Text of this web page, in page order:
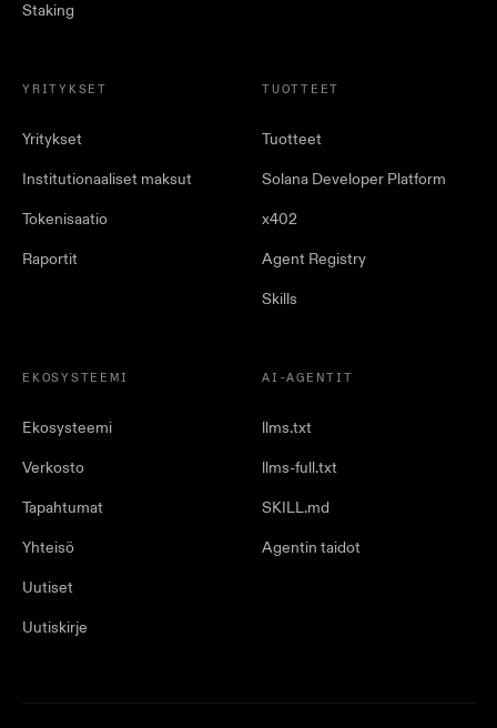
Staking
YRITYKSET
Yritykset
Institutionaaliset maksut
Tokenisaatio
Raportit
TUOTTEET
Tuotteet
Solana Developer Platform
x402
Agent Registry
Skills
EKOSYSTEEMI
Ekosysteemi
Verkosto
Tapahtumat
Yhteisö
Uutiset
Uutiskirje
AI-AGENTIT
llms.txt
llms-full.txt
SKILL.md
Agentin taidot